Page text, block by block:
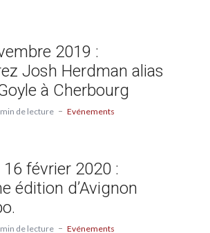
2019 :
Josh Herdman alias
à Cherbourg
min de lecture Evénements
février 2020 :
édition d’Avignon
de lecture Evénements